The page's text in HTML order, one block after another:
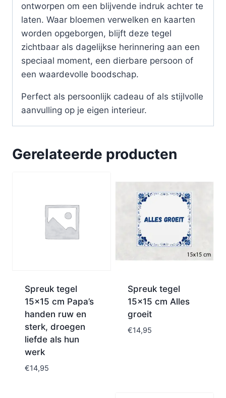
ontworpen om een blijvende indruk achter te
laten. Waar bloemen verwelken en kaarten
worden opgeborgen, blijft deze tegel
zichtbaar als dagelijkse herinnering aan een
speciaal moment, een dierbare persoon of
een waardevolle boodschap.
Perfect als persoonlijk cadeau of als stijlvolle
aanvulling op je eigen interieur.
Gerelateerde producten
Spreuk tegel
15×15 cm Papa’s
handen ruw en
sterk, droegen
liefde als hun
werk
€14,95
Spreuk tegel
15×15 cm Alles
groeit
€14,95